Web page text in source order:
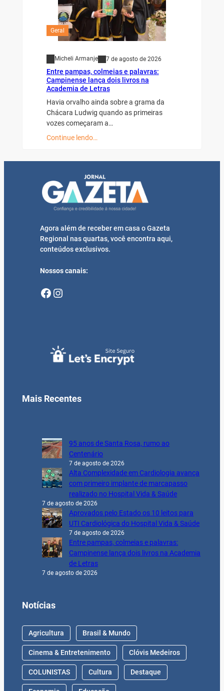
Geral
Micheli Armanje 7 de agosto de 2026
Entre pampas, colmeias e palavras:
Campinense lança dois livros na
Academia de Letras
Havia orvalho ainda sobre a grama da
Chácara Ludwig quando as primeiras
vozes começaram a…
Continue lendo…
Agora além de receber em casa o Gazeta
Regional nas quartas, você encontra aqui,
conteúdos exclusivos.
Nossos canais:
Facebook Instagram
Mais Recentes
95 anos de Santa Rosa, rumo ao
Centenário
7 de agosto de 2026
Alta Complexidade em Cardiologia avança
com primeiro implante de marcapasso
realizado no Hospital Vida & Saúde
7 de agosto de 2026
Aprovados pelo Estado os 10 leitos para
UTI Cardiológica do Hospital Vida & Saúde
7 de agosto de 2026
Entre pampas, colmeias e palavras:
Campinense lança dois livros na Academia
de Letras
7 de agosto de 2026
Notícias
Agricultura Brasil & Mundo
Cinema & Entretenimento Clóvis Medeiros
COLUNISTAS Cultura Destaque